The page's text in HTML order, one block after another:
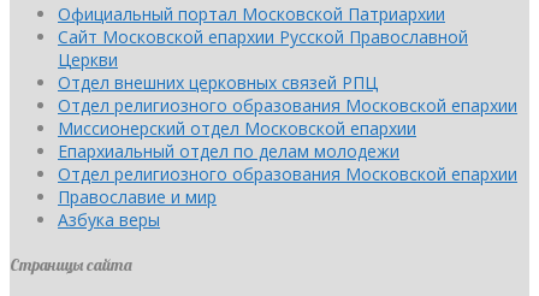
Официальный портал Московской Патриархии
Сайт Московской епархии Русской Православной
Церкви
Отдел внешних церковных связей РПЦ
Отдел религиозного образования Московской епархии
Миссионерский отдел Московской епархии
Епархиальный отдел по делам молодежи
Отдел религиозного образования Московской епархии
Православие и мир
Азбука веры
Страницы сайта